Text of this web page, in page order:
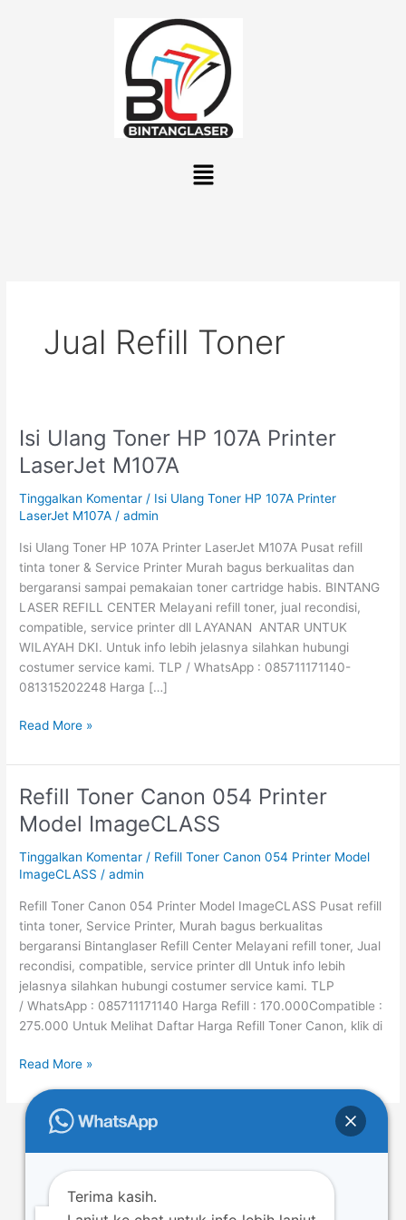
Menu
Jual Refill Toner
Isi Ulang Toner HP 107A Printer
LaserJet M107A
Tinggalkan Komentar / Isi Ulang Toner HP 107A Printer
LaserJet M107A /admin
Isi Ulang Toner HP 107A Printer LaserJet M107A Pusat refill
tinta toner & Service Printer Murah bagus berkualitas dan
bergaransi sampai pemakaian toner cartridge habis. BINTANG
LASER REFILL CENTER Melayani refill toner, jual recondisi,
compatible, service printer dll LAYANAN ANTAR UNTUK
WILAYAH DKI. Untuk info lebih jelasnya silahkan hubungi
costumer service kami. TLP / WhatsApp : 085711171140-
081315202248 Harga […]
Isi
Ulang
Toner
HP
107A
LaserJet
M107A
Read More »
Refill Toner Canon 054 Printer
Model ImageCLASS
Tinggalkan Komentar / Refill Toner Canon 054 Printer Model
ImageCLASS /admin
Refill Toner Canon 054 Printer Model ImageCLASS Pusat refill
tinta toner, Service Printer, Murah bagus berkualitas
bergaransi Bintanglaser Refill Center Melayani refill toner, Jual
recondisi, compatible, service printer dll Untuk info lebih
jelasnya silahkan hubungi costumer service kami. TLP
/ WhatsApp : 085711171140 Harga Refill : 170.000Compatible :
275.000 Untuk Melihat Daftar Harga Refill Toner Canon, klik di
Refill
Toner
Canon
054
Printer
ImageCLASS
Read More »
49
Terima kasih.